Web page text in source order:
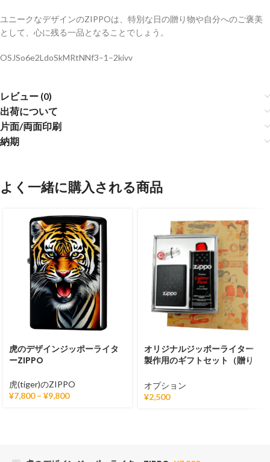
ユニークなデザインのZIPPOは、特別な日の贈り物や自分へのご褒美
として、心に残る一品となることでしょう。
OSJSo6e2LdoSkMRtNNf3–1–2kivv
レビュー (0)
出荷について
片面/両面印刷
納期
よく一緒に購入される商品
虎のデザインジッポーライタ
ーZIPPO
虎(tiger)のZIPPO
¥7,800 – ¥9,800
オリジナルジッポーライター
製作用のギフトセット（贈り
オプション
¥2,500